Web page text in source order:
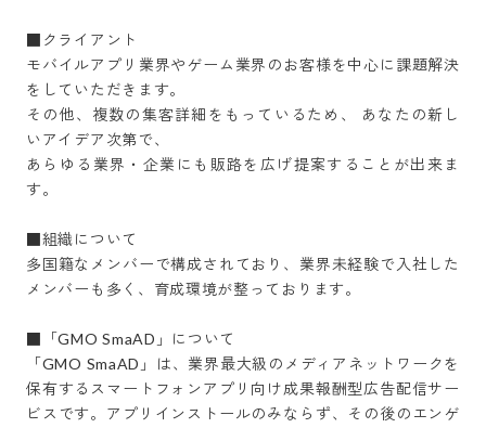
■クライアント
モバイルアプリ業界やゲーム業界のお客様を中心に課題解決
をしていただきます。
その他、複数の集客詳細をもっているため、 あなたの新し
いアイデア次第で、
あらゆる業界・企業にも販路を広げ提案することが出来ま
す。
■組織について
多国籍なメンバーで構成されており、業界未経験で入社した
メンバーも多く、育成環境が整っております。
■「GMO SmaAD」について
「GMO SmaAD」は、業界最大級のメディアネットワークを
保有するスマートフォンアプリ向け成果報酬型広告配信サー
ビスです。アプリインストールのみならず、その後のエンゲ